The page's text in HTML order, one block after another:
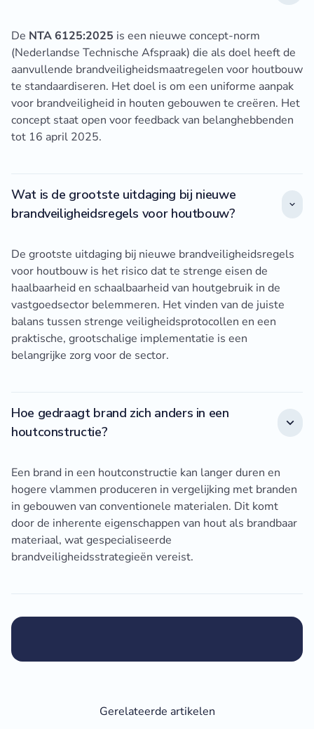
De NTA 6125:2025 is een nieuwe concept-norm
(Nederlandse Technische Afspraak) die als doel heeft de
aanvullende brandveiligheidsmaatregelen voor houtbouw
te standaardiseren. Het doel is om een uniforme aanpak
voor brandveiligheid in houten gebouwen te creëren. Het
concept staat open voor feedback van belanghebbenden
tot 16 april 2025.
Wat is de grootste uitdaging bij nieuwe
brandveiligheidsregels voor houtbouw?
De grootste uitdaging bij nieuwe brandveiligheidsregels
voor houtbouw is het risico dat te strenge eisen de
haalbaarheid en schaalbaarheid van houtgebruik in de
vastgoedsector belemmeren. Het vinden van de juiste
balans tussen strenge veiligheidsprotocollen en een
praktische, grootschalige implementatie is een
belangrijke zorg voor de sector.
Hoe gedraagt brand zich anders in een
houtconstructie?
Een brand in een houtconstructie kan langer duren en
hogere vlammen produceren in vergelijking met branden
in gebouwen van conventionele materialen. Dit komt
door de inherente eigenschappen van hout als brandbaar
materiaal, wat gespecialiseerde
brandveiligheidsstrategieën vereist.
Gerelateerde artikelen